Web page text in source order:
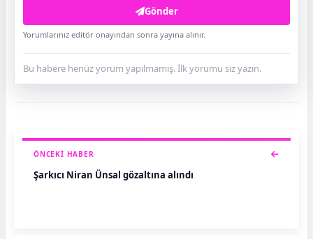
Gönder
Yorumlarınız editör onayından sonra yayına alınır.
Bu habere henüz yorum yapılmamış. İlk yorumu siz yazın.
ÖNCEKI HABER
Şarkıcı Niran Ünsal gözaltına alındı